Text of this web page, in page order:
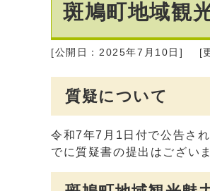
斑鳩町地域観
[公開日：2025年7月10日] [
質疑について
令和7年7月1日付で公告さ
でに質疑書の提出はござい